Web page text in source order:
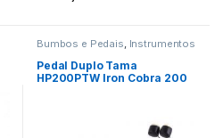
Bumbos e Pedais Instrumentos
Percussao
Pedal Duplo Tama
HP200PTW Iron Cobra 200